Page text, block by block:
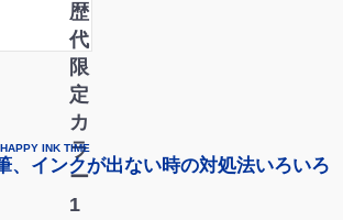
歴
代
限
定
カ
ラ
ー
1